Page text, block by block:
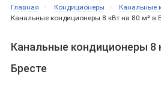
Главная Кондиционеры
Канальные
Канальные кондиционеры 8 кВт на 80 м² в
Канальные кондиционеры 8
Бресте